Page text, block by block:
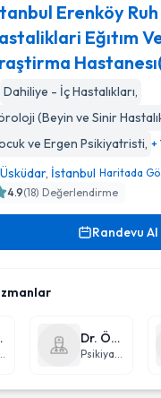
Ruh Sağliği Ve
Erenköy
Eğıtım
Dahiliye - İç Hastalıkları,
(Beyin ve Sinir
ve Ergen Psikiyatristi, +
Üsküdar, İstanbul Haritada
4.9(18) Değerlendirme
Randevu Al
Hastalıkları)
Dr. Öğr. Üyesi Mehmet Fatih Üstündağ
Psikiyatri